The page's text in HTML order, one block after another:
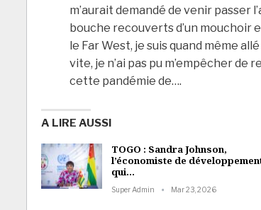
m’aurait demandé de venir passer
bouche recouverts d’un mouchoir
le Far West, je suis quand même
vite, je n’ai pas pu m’empêcher
cette pandémie de….
A LIRE AUSSI
TOGO : Sandra Johnson,
l’économiste de
qui…
Super Admin Mar 23, 2026